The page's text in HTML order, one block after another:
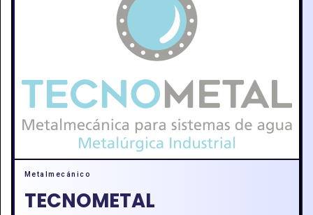
Metalmecánico
TECNOMETAL